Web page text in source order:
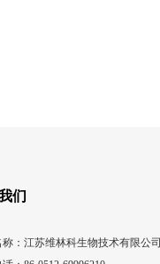
们
称：江苏维林科生物技术有限公司